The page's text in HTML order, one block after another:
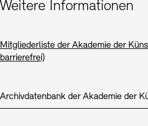
Weitere Informationen
Mitgliederliste der Akademie der
barrierefrei)
Archivdatenbank der Akademie der